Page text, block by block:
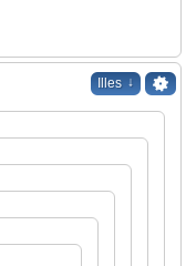
Illes ↓